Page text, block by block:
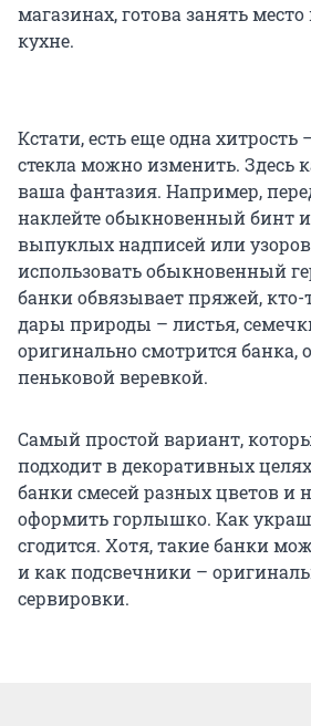
магазинах, готова занять
кухне.
Кстати, есть еще одна
стекла можно изменить. Здесь
ваша фантазия. Например,
наклейте обыкновенный бинт
выпуклых надписей или
использовать обыкновенный
банки обвязывает пряжей, кто-
дары природы – листья,
оригинально смотрится банка,
пеньковой веревкой.
Самый простой вариант,
подходит в декоративных
банки смесей разных цветов и
оформить горлышко. Как
сгодится. Хотя, такие банки
и как подсвечники –
сервировки.